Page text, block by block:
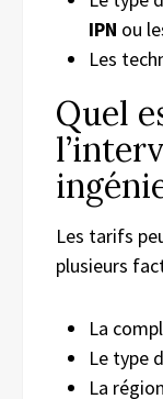
IPN ou
Les
Quel
Les tarifs
plusieurs
La
Le type
La